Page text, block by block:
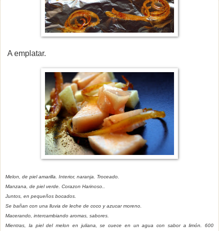
A emplatar.
Melon, de piel amarilla. Interior, naranja. Troceado.
Manzana, de piel verde. Corazon Harinoso..
Juntos, en pequeños bocados.
Se bañan con una lluvia de leche de coco y azucar moreno.
Macerando, intercambiando aromas, sabores.
Mientras, la piel del melon en juliana, se cuece en un agua con sabor a limón. 600